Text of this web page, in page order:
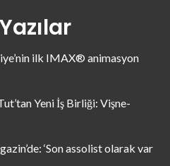
ilk IMAX® animasyon
Yeni İş Birliği: Vişne-
‘Son assolist olarak var